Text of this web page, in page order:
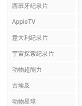
西班牙纪录片
AppleTV
意大利纪录片
宇宙探索纪录片
动物超能力
古埃及
动物星球